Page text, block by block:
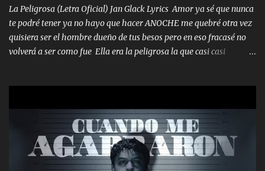
La Peligrosa (Letra Oficial) Jan Glack Lyrics Amor ya sé que nunca
te podré tener ya no hayo que hacer ANOCHE me quebré otra vez
quisiera ser el hombre dueño de tus besos pero en eso fracasé no
volverá a ser como fue Ella era la peligrosa la que casi casi
Música Amar me duele estoy rodeado de mujeres pero solo
quieren billetes y yo que solo ocupo verte Recuerdo echábamos
pasión en la troca tus labios besándome yo quitándote la ropa no
quiero que sea nunca con otra yo quiero llevarte a la Luna y si
quieres en ese momento te pido que seas mi esposa Chingada